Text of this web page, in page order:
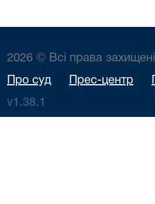
2026 © Всі права захищені
Про суд Прес-центр
v1.38.1